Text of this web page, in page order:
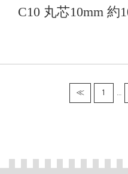
C10 丸芯10mm 約
≪ 1 …